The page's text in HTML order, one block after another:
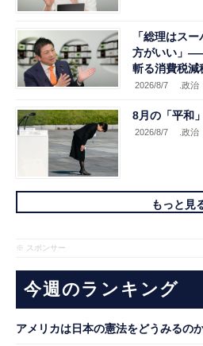
「総理はス
方がいい」
斬る消費税減
2026/8/7 .政治
8月の「平和
2026/8/7 .政治
もっと見
※ スポンサー
今週のランキング
アメリカは日本の憲法をどうみるの